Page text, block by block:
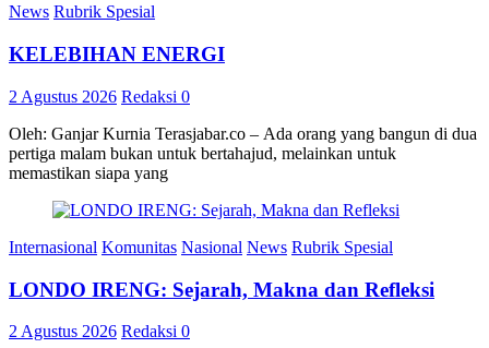
News Rubrik Spesial
KELEBIHAN ENERGI
2 Agustus 2026 Redaksi 0
Oleh: Ganjar Kurnia Terasjabar.co – Ada orang yang bangun di dua
pertiga malam bukan untuk bertahajud, melainkan untuk
memastikan siapa yang
Internasional Komunitas Nasional News Rubrik Spesial
LONDO IRENG: Sejarah, Makna dan Refleksi
2 Agustus 2026 Redaksi 0